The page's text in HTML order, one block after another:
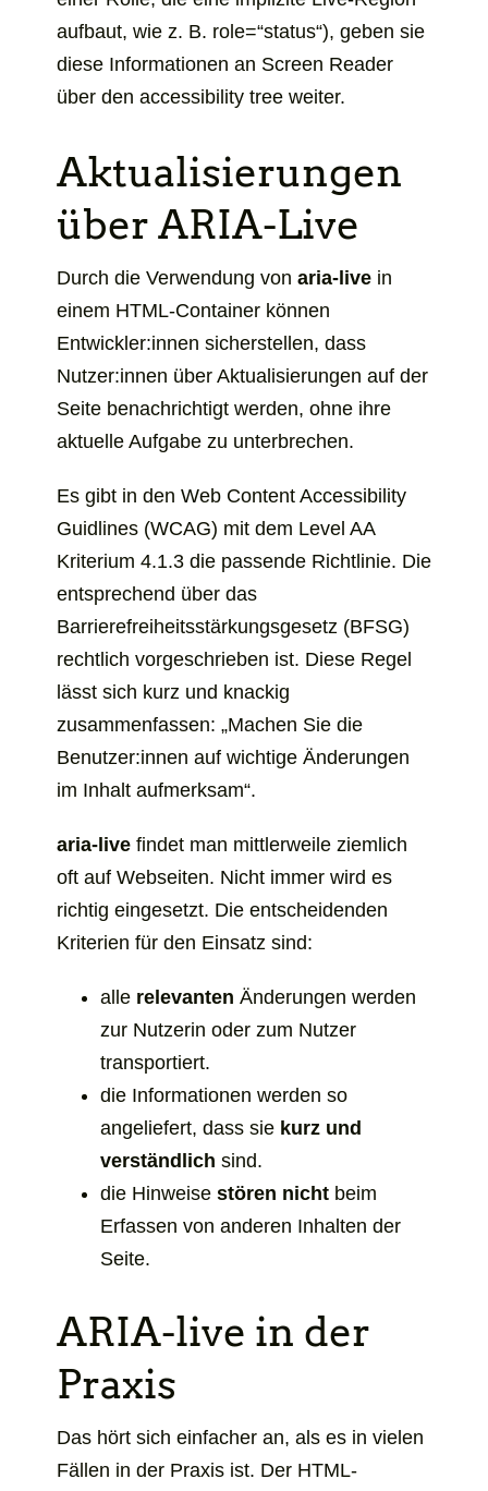
aufbaut, wie z. B. role=“status“), geben sie
diese Informationen an Screen Reader
über den accessibility treeweiter.
Aktualisierungen
über ARIA-Live
Durch die Verwendung von aria-livein
einem HTML-Container können
Entwickler:innen sicherstellen, dass
Nutzer:innen über Aktualisierungen auf der
Seite benachrichtigt werden, ohne ihre
aktuelle Aufgabe zu unterbrechen.
Es gibt in den Web Content Accessibility
Guidlines(WCAG) mit dem Level AA
Kriterium 4.1.3 die passende Richtlinie. Die
entsprechend über das
Barrierefreiheitsstärkungsgesetz (BFSG)
rechtlich vorgeschrieben ist. Diese Regel
lässt sich kurz und knackig
zusammenfassen: „Machen Sie die
Benutzer:innen auf wichtige Änderungen
im Inhalt aufmerksam“.
aria-livefindet man mittlerweile ziemlich
oft auf Webseiten. Nicht immer wird es
richtig eingesetzt. Die entscheidenden
Kriterien für den Einsatz sind:
alle relevanten Änderungen werden
zur Nutzerin oder zum Nutzer
transportiert.
die Informationen werden so
angeliefert, dass sie kurz und
verständlich sind.
die Hinweise stören nichtbeim
Erfassen von anderen Inhalten der
Seite.
ARIA-live in der
Praxis
Das hört sich einfacher an, als es in vielen
Fällen in der Praxis ist. Der HTML-